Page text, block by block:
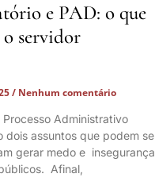
e PAD: o que
o servidor
Nenhum comentário
Administrativo
dois assuntos que podem se
gerar medo e insegurança
Afinal,